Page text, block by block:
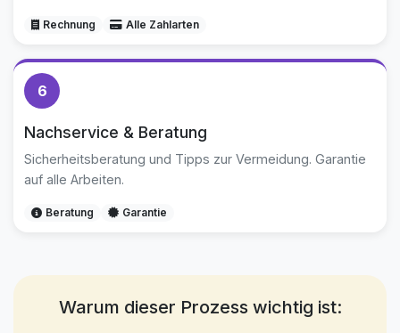
Rechnung Alle Zahlarten
6
Nachservice & Beratung
Sicherheitsberatung und Tipps zur Vermeidung. Garantie
auf alle Arbeiten.
Beratung Garantie
Warum dieser Prozess wichtig ist: